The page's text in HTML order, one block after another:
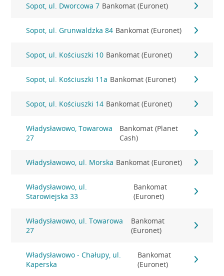
Sopot, ul. Dworcowa 7 Bankomat (Euronet)
Sopot, ul. Grunwaldzka 84 Bankomat (Euronet)
Sopot, ul. Kościuszki 10 Bankomat (Euronet)
Sopot, ul. Kościuszki 11a Bankomat (Euronet)
Sopot, ul. Kościuszki 14 Bankomat (Euronet)
Władysławowo, Towarowa
27
Bankomat (Planet
Cash)
Władysławowo, ul. Morska Bankomat (Euronet)
Władysławowo, ul.
Starowiejska 33
Bankomat
(Euronet)
Władysławowo, ul. Towarowa
27
Bankomat
(Euronet)
Władysławowo - Chałupy, ul.
Kaperska
Bankomat
(Euronet)